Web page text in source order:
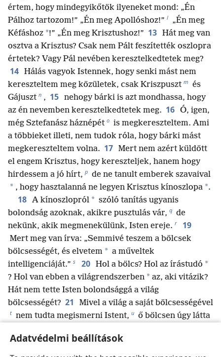
Adatvédelmi beállítások
értem, hogy mindegyikőtök ilyeneket mond: „Én
Pálhoz tartozom!” „Én meg Apollóshoz!” l „Én meg
Kéfáshoz *!” „Én meg Krisztushoz!” 13 Hát meg van
osztva a Krisztus? Csak nem Pált feszítették oszlopra
értetek? Vagy Pál nevében keresztelkedtetek meg?
14 Hálás vagyok Istennek, hogy senki mást nem
kereszteltem meg közületek, csak Kriszpuszt m és
Gájuszt n , 15 nehogy bárki is azt mondhassa, hogy
az én nevemben keresztelkedtetek meg. 16 Ó, igen,
még Sztefanász háznépét o is megkereszteltem. Ami
a többieket illeti, nem tudok róla, hogy bárki mást
megkereszteltem volna. 17 Mert nem azért küldött
el engem Krisztus, hogy kereszteljek, hanem hogy
hirdessem a jó hírt, p de ne tanult emberek szavaival
* , hogy hasztalanná ne legyen Krisztus kínoszlopa *.
18 A kínoszlopról * szóló tanítás ugyanis
bolondság azoknak, akikre pusztulás vár, q de
nekünk, akik megmenekülünk, Isten ereje. r 19
Mert meg van írva: „Semmivé teszem a bölcsek
bölcsességét, és elvetem * a műveltek
intelligenciáját.” s 20 Hol a bölcs? Hol az írástudó *
? Hol van ebben a világrendszerben * az, aki vitázik?
Hát nem tette Isten bolondsággá a világ
bölcsességét? 21 Mivel a világ a saját bölcsességével
t nem tudta megismerni Istent, u ő bölcsen úgy látta
meg, amelyet hirdetnek.
Mert a zsidók jeleket kérnek, a görögök meg